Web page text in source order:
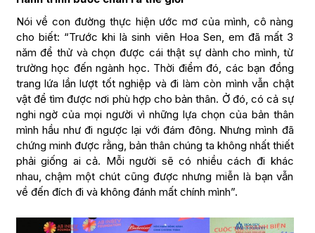
Nói về con đường thực hiện ước mơ của mình, cô nàng
cho biết: “Trước khi là sinh viên Hoa Sen, em đã mất 3
năm để thử và chọn được cái thật sự dành cho mình, từ
trường học đến ngành học. Thời điểm đó, các bạn đồng
trang lứa lần lượt tốt nghiệp và đi làm còn mình vẫn chật
vật để tìm được nơi phù hợp cho bản thân. Ở đó, có cả sự
nghi ngờ của mọi người vì những lựa chọn của bản thân
mình hầu như đi ngược lại với đám đông. Nhưng mình đã
chứng minh được rằng, bản thân chúng ta không nhất thiết
phải giống ai cả. Mỗi người sẽ có nhiều cách đi khác
nhau, chậm một chút cũng được nhưng miễn là bạn vẫn
về đến đích đi và không đánh mất chính mình”.